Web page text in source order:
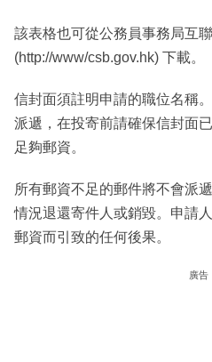
該表格也可從公務員事務局互
(http://www/csb.gov.hk) 下載。
信封面須註明申請的職位名稱
派遞，在投寄前請確保信封面
足夠郵資。
所有郵資不足的郵件將不會派
情況退還寄件人或銷毀。申請
郵資而引致的任何後果。
廣告